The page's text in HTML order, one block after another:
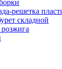
решетка
складной